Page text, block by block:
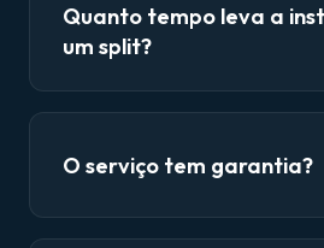
Quanto tempo leva a
um split?
O serviço tem garantia?